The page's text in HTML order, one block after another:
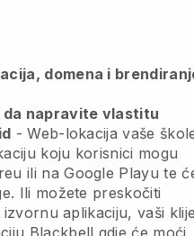
domena i
da napravite vlastitu
-Web-lokacija vaše
koju korisnici mogu
ili na Google Playu te
Ili možete preskočiti
aplikaciju, vaši
Blackbell gdje će moći